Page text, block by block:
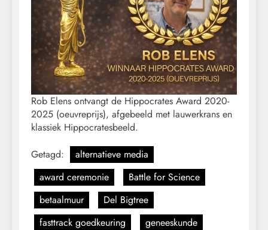
Rob Elens ontvangt de Hippocrates Award 2020-
2025 (oeuvreprijs), afgebeeld met lauwerkrans en
klassiek Hippocratesbeeld.
Getagd:
alternatieve media
award ceremonie
Battle for Science
betaalmuur
Del Bigtree
fasttrack goedkeuring
geneeskunde